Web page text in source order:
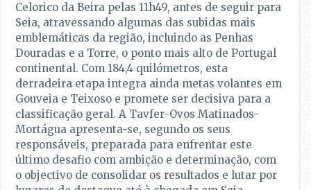
Celorico da Beira pelas 11h49, antes de seguir para
Seia, atravessando algumas das subidas mais
emblemáticas da região, incluindo as Penhas
Douradas e a Torre, o ponto mais alto de Portugal
continental. Com 184,4 quilómetros, esta
derradeira etapa integra ainda metas volantes em
Gouveia e Teixoso e promete ser decisiva para a
classificação geral. A Tavfer-Ovos Matinados-
Mortágua apresenta-se, segundo os seus
responsáveis, preparada para enfrentar este
último desafio com ambição e determinação, com
o objectivo de consolidar os resultados e lutar por